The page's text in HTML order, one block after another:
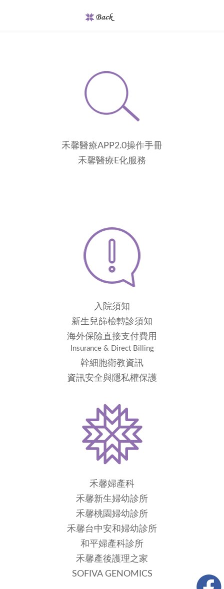
禾馨醫療APP2.0操作手冊
禾馨醫療E化服務
入院須知
新生兒篩檢轉診須知
海外保險直接支付費用
Insurance & Direct Billing
幹細胞衛教資訊
資訊安全與隱私權保護
禾馨婦產科
禾馨新生婦幼診所
禾馨桃園婦幼診所
禾馨台中安和婦幼診所
和平婦產科診所
禾馨產後護理之家
SOFIVA GENOMICS